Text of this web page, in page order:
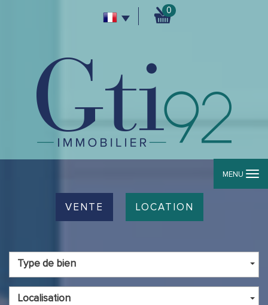
0
MENU
VENTE LOCATION
Type de bien
Localisation